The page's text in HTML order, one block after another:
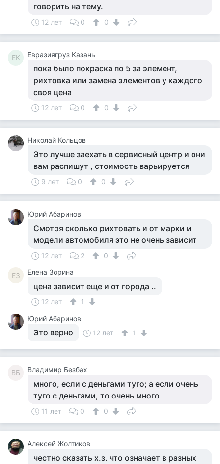
говорить на тему.
12 лет 0 0
ЕК Евразиягруз Казань
пока было покраска по 5 за элемент,
рихтовка или замена элементов у каждого
своя цена
12 лет 0 0
Николай Кольцов
Это лучше заехать в сервисный центр и они
вам распишут , стоимость варьируется
9 лет 0 0
Юрий Абаринов
Смотря сколько рихтовать и от марки и
модели автомобиля это не очень зависит
12 лет 2 0
ЕЗ Елена Зорина
цена зависит еще и от города ..
12 лет
1
Юрий Абаринов
Это верно 12 лет 1
ВБ Владимир Безбах
много, если с деньгами туго; а если очень
туго с деньгами, то очень много
11 лет 0 0
Алексей Жолтиков
честно сказать х.з. что означает в разных